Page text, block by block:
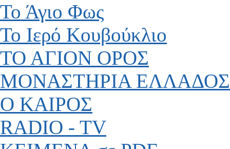
Το Άγιο Φως
Το Ιερό Κουβούκλιο
ΤΟ ΑΓΙΟΝ ΟΡΟΣ
ΜΟΝΑΣΤΗΡΙΑ ΕΛΛΑΔΟΣ
Ο ΚΑΙΡΟΣ
RADIO - TV